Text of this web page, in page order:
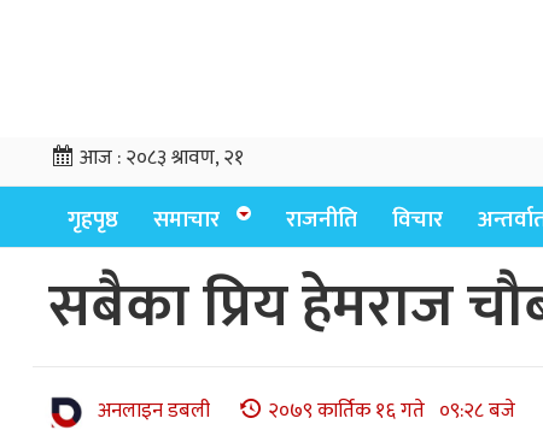
आज :२०८३ श्रावण, २१
गृहपृष्ठ समाचार राजनीति विचार
सबैका प्रिय हेमराज
अनलाइन डबली २०७९ कार्तिक १६ गते ०९:२८ बजे